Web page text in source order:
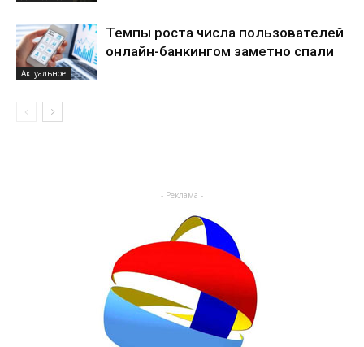
Актуальное
Темпы роста числа пользователей
онлайн-банкингом заметно спали
- Реклама -